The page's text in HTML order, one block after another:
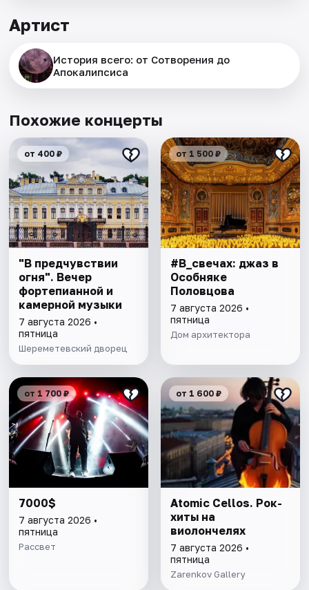
Артист
История всего: от Сотворения до
Апокалипсиса
Похожие концерты
от 400 ₽
"В предчувствии
огня". Вечер
фортепианной и
камерной музыки
7 августа 2026 •
пятница
Шереметевский дворец
от 1 500 ₽
#В_свечах: джаз в
Особняке
Половцова
7 августа 2026 •
пятница
Дом архитектора
от 1 700 ₽
7000$
7 августа 2026 •
пятница
Рассвет
от 1 600 ₽
Atomic Cellos. Рок-
хиты на
виолончелях
7 августа 2026 •
пятница
Zarenkov Gallery